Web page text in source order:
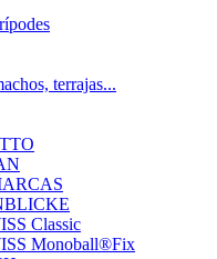
terrajas...
Classic
Monoball®Fix